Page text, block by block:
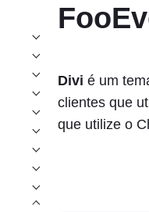
Divi é um
clientes que
que utilize o